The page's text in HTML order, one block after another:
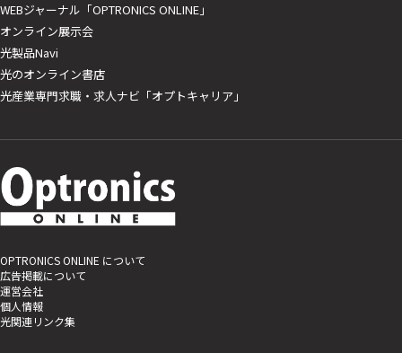
WEBジャーナル「OPTRONICS ONLINE」
オンライン展示会
光製品Navi
光のオンライン書店
光産業専門求職・求人ナビ「オプトキャリア」
OPTRONICS ONLINE について
広告掲載について
運営会社
個人情報
光関連リンク集